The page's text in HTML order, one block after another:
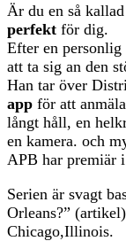
Är du en så
perfekt för dig.
Efter en personlig
att ta sig an den
Han tar över
app för att
långt håll, en
en kamera. och
APB har premiär
Serien är svagt
Orleans?”
Chicago,Illinois.